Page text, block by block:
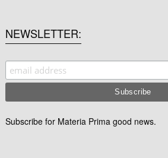
NEWSLETTER
Subscribe for Materia Prima good news.